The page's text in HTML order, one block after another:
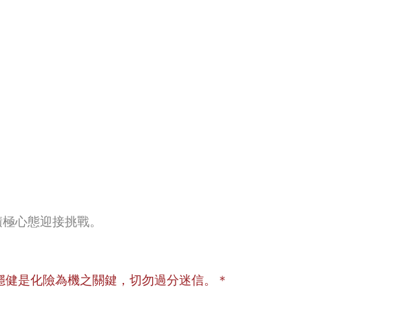
心態迎接挑戰。
健是化險為機之關鍵，切勿過分迷信。 ＊